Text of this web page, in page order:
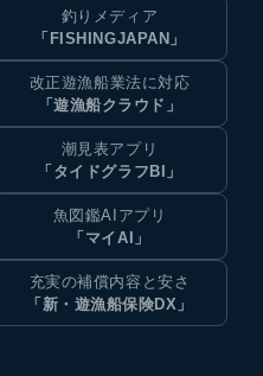
釣りメディア
「FISHINGJAPAN」
改正遊漁船業法に対応
「遊漁船クラウド」
潮見表アプリ
「タイドグラフBI」
魚図鑑AIアプリ
「マイAI」
充実の補償内容と安さ
「新・遊漁船保険DX」